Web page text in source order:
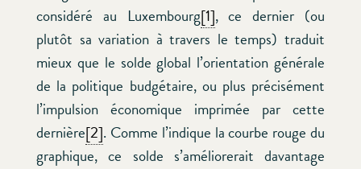
considéré au Luxembourg[1], ce dernier (ou
plutôt sa variation à travers le temps) traduit
mieux que le solde global l’orientation générale
de la politique budgétaire, ou plus précisément
l’impulsion économique imprimée par cette
dernière[2]. Comme l’indique la courbe rouge du
graphique, ce solde s’améliorerait davantage